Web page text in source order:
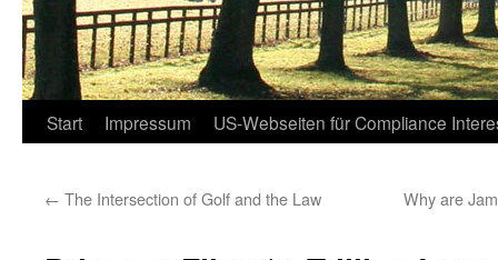
Start Impressum US-Webseiten für Compliance
← The Intersection of Golf and the Law Why are